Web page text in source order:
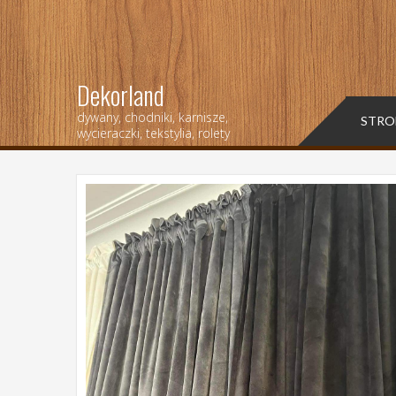
Dekorland
dywany, chodniki, karnisze,
wycieraczki, tekstylia, rolety